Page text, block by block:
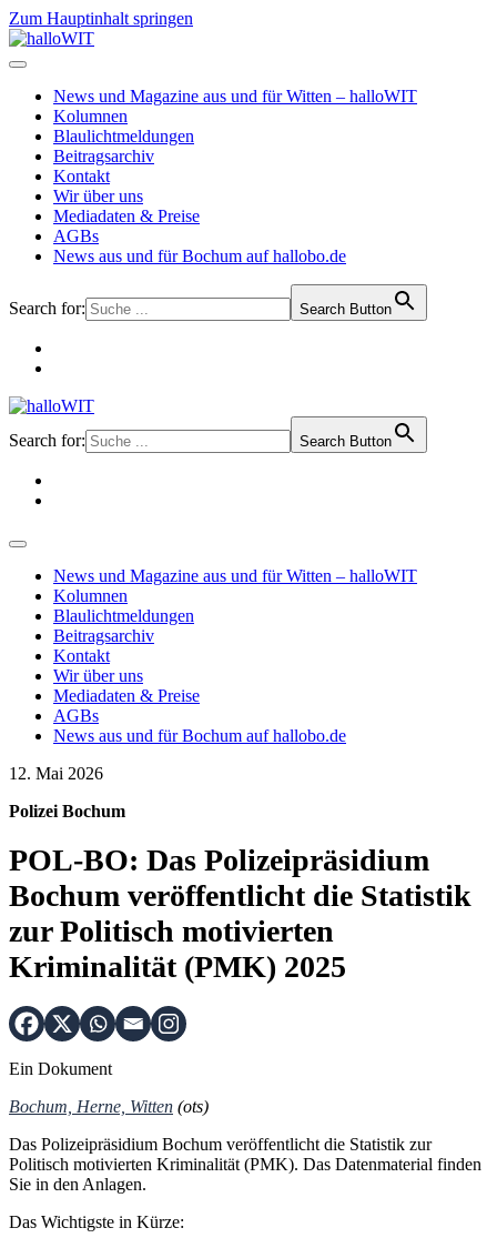
Zum Hauptinhalt springen
News und Magazine aus und für Witten – halloWIT
Kolumnen
Blaulichtmeldungen
Beitragsarchiv
Kontakt
Wir über uns
Mediadaten & Preise
AGBs
News aus und für Bochum auf hallobo.de
Search for: Search Button
Search for: Search Button
News und Magazine aus und für Witten – halloWIT
Kolumnen
Blaulichtmeldungen
Beitragsarchiv
Kontakt
Wir über uns
Mediadaten & Preise
AGBs
News aus und für Bochum auf hallobo.de
12. Mai 2026
Polizei Bochum
POL-BO: Das Polizeipräsidium
Bochum veröffentlicht die Statistik
zur Politisch motivierten
Kriminalität (PMK) 2025
Ein Dokument
Bochum, Herne, Witten (ots)
Das Polizeipräsidium Bochum veröffentlicht die Statistik zur
Politisch motivierten Kriminalität (PMK). Das Datenmaterial finden
Sie in den Anlagen.
Das Wichtigste in Kürze: